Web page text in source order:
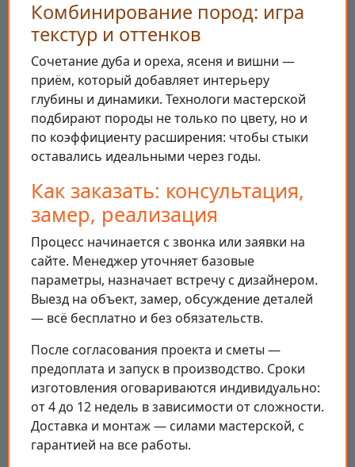
Комбинирование пород: игра
текстур и оттенков
Сочетание дуба и ореха, ясеня и вишни —
приём, который добавляет интерьеру
глубины и динамики. Технологи мастерской
подбирают породы не только по цвету, но и
по коэффициенту расширения: чтобы стыки
оставались идеальными через годы.
Как заказать: консультация,
замер, реализация
Процесс начинается с звонка или заявки на
сайте. Менеджер уточняет базовые
параметры, назначает встречу с дизайнером.
Выезд на объект, замер, обсуждение деталей
— всё бесплатно и без обязательств.
После согласования проекта и сметы —
предоплата и запуск в производство. Сроки
изготовления оговариваются индивидуально:
от 4 до 12 недель в зависимости от сложности.
Доставка и монтаж — силами мастерской, с
гарантией на все работы.